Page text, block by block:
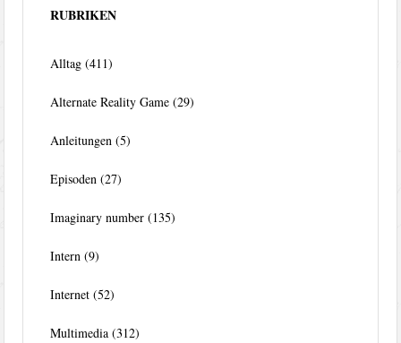
RUBRIKEN
Alltag (411)
Alternate Reality Game (29)
Anleitungen (5)
Episoden (27)
Imaginary number (135)
Intern (9)
Internet (52)
Multimedia (312)